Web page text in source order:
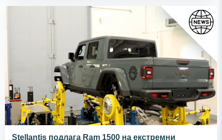
Stellantis подлага Ram 1500 на екстремни